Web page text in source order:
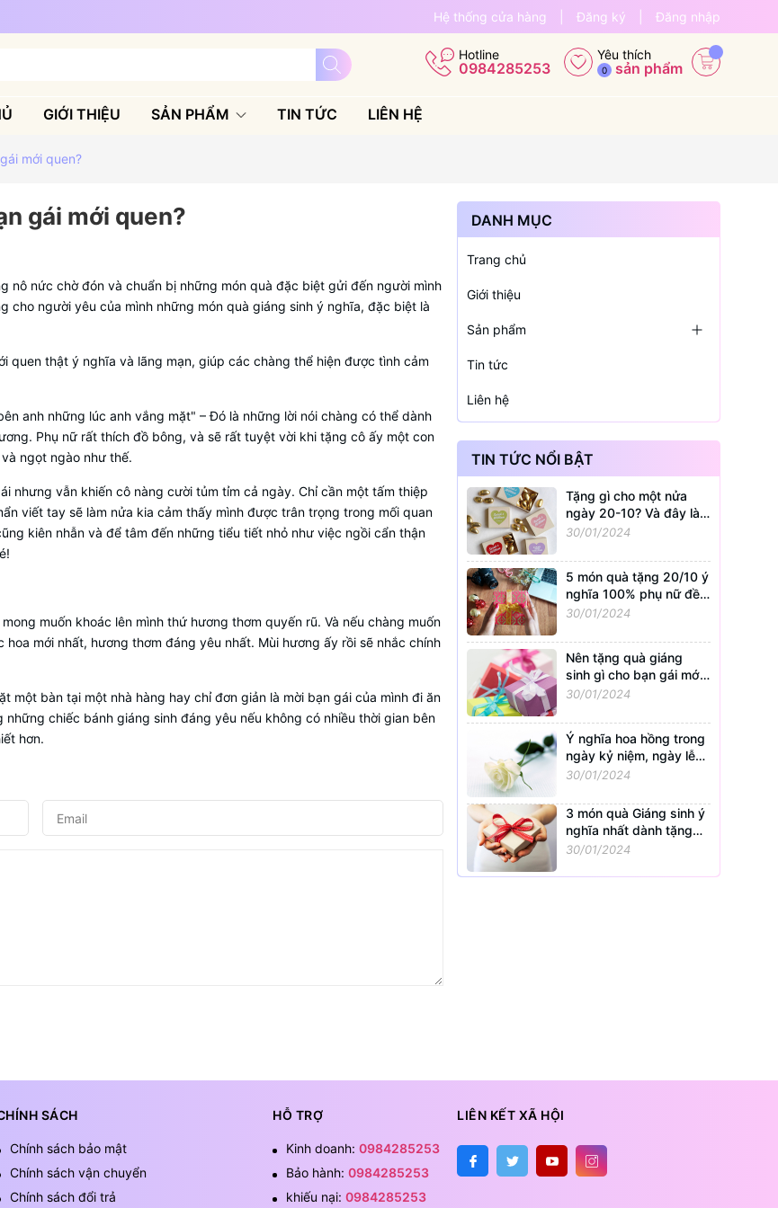
Hệ thống cửa hàng Đăng ký Đăng nhập
Hotline
0984285253
Yêu thích
0 sản phẩm
GIỚI THIỆU SẢN PHẨM TIN TỨC LIÊN HỆ
mới quen?
gái mới quen?
nô nức chờ đón và chuẩn bị những món quà đặc biệt gửi đến người mình
người yêu của mình những món quà giáng sinh ý nghĩa, đặc biệt là
quen thật ý nghĩa và lãng mạn, giúp các chàng thể hiện được tình cảm
anh những lúc anh vắng mặt" – Đó là những lời nói chàng có thể dành
Phụ nữ rất thích đồ bông, và sẽ rất tuyệt vời khi tặng cô ấy một con
ngọt ngào như thế.
nhưng vẫn khiến cô nàng cười tủm tỉm cả ngày. Chỉ cần một tấm thiệp
viết tay sẽ làm nửa kia cảm thấy mình được trân trọng trong mối quan
kiên nhẫn và để tâm đến những tiểu tiết nhỏ như việc ngồi cẩn thận
muốn khoác lên mình thứ hương thơm quyến rũ. Và nếu chàng muốn
mới nhất, hương thơm đáng yêu nhất. Mùi hương ấy rồi sẽ nhắc chính
bàn tại một nhà hàng hay chỉ đơn giản là mời bạn gái của mình đi ăn
chiếc bánh giáng sinh đáng yêu nếu không có nhiều thời gian bên
hơn.
DANH MỤC
Trang chủ
Giới thiệu
Sản phẩm
Tin tức
Liên hệ
TIN TỨC NỔI BẬT
Tặng gì cho một nửa
ngày 20-10? Và đây là
bí quyết
30/01/2024
5 món quà tặng 20/10 ý
nghĩa 100% phụ nữ đều
muốn nhận
30/01/2024
Nên tặng quà giáng
sinh gì cho bạn gái mới
quen?
30/01/2024
Ý nghĩa hoa hồng trong
ngày kỷ niệm, ngày lễ
tình nhân
30/01/2024
3 món quà Giáng sinh ý
nghĩa nhất dành tặng
trong mùa Noel
30/01/2024
SÁCH
Chính sách bảo mật
Chính sách vận chuyển
Chính sách đổi trả
HỖ TRỢ
Kinh doanh: 0984285253
Bảo hành: 0984285253
khiếu nại: 0984285253
LIÊN KẾT XÃ HỘI